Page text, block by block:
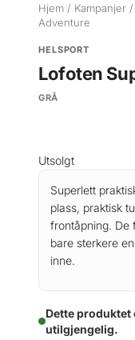
Hjem / Kampanjer /
Adventure
HELSPORT
Lofoten
GRÅ
Utsolgt
Superlett
plass, praktisk
frontåpning. De
bare sterkere
inne.
Dette
utilgjengelig.